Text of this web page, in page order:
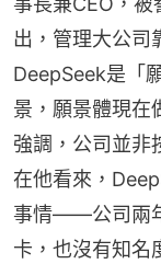
出，管理大公司
DeepSeek是「
景，願景體現在
強調，公司並非
在他看來，
事情——公司兩
卡，也沒有知名